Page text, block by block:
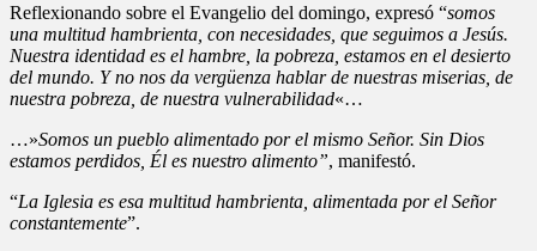
Reflexionando sobre el Evangelio del domingo, expresó “somos
una multitud hambrienta, con necesidades, que seguimos a Jesús.
Nuestra identidad es el hambre, la pobreza, estamos en el desierto
del mundo. Y no nos da vergüenza hablar de nuestras miserias, de
nuestra pobreza, de nuestra vulnerabilidad«…
…»Somos un pueblo alimentado por el mismo Señor. Sin Dios
estamos perdidos, Él es nuestro alimento”, manifestó.
“La Iglesia es esa multitud hambrienta, alimentada por el Señor
constantemente”.